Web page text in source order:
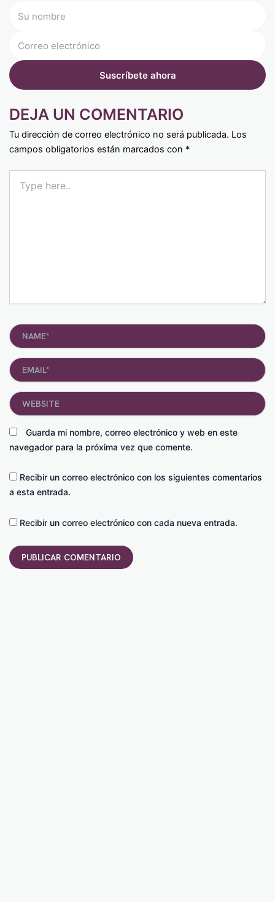
DEJA UN COMENTARIO
Tu dirección de correo electrónico no será publicada. Los
campos obligatorios están marcados con *
here..
Name*
Email*
Guarda mi nombre, correo electrónico y web en este
navegador para la próxima vez que comente.
Website
Recibir un correo electrónico con los siguientes comentarios
a esta entrada.
Recibir un correo electrónico con cada nueva entrada.